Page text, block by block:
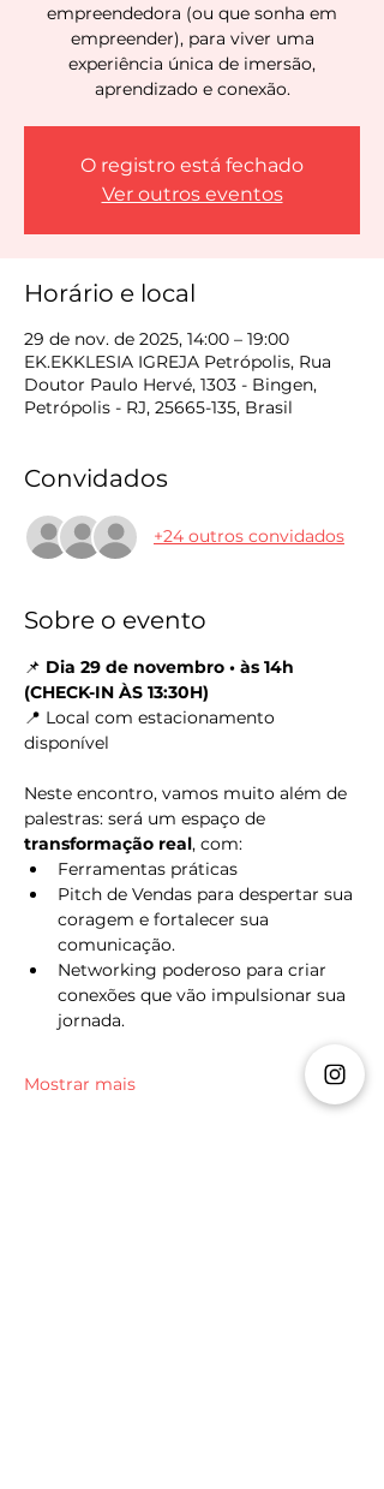
empreendedora (ou que sonha em
empreender), para viver uma
experiência única de imersão,
aprendizado e conexão.
O registro está fechado
Ver outros eventos
Horário e local
29 de nov. de 2025, 14:00 – 19:00
EK.EKKLESIA IGREJA Petrópolis, Rua
Doutor Paulo Hervé, 1303 - Bingen,
Petrópolis - RJ, 25665-135, Brasil
Convidados
+24 outros convidados
Sobre o evento
📌 Dia 29 de novembro • às 14h
(CHECK-IN ÀS 13:30H)
📍 Local com estacionamento
disponível
Neste encontro, vamos muito além de
palestras: será um espaço de
transformação real, com:
Ferramentas práticas
Pitch de Vendas para despertar sua
coragem e fortalecer sua
comunicação.
Networking poderoso para criar
conexões que vão impulsionar sua
jornada.
Mostrar mais